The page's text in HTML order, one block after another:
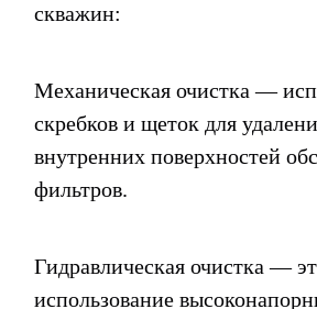
скважин:
Механическая очистка —
скребков и щеток для
внутренних поверхностей
фильтров.
Гидравлическая очистка —
использование